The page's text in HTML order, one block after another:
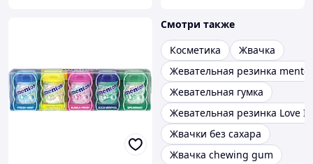
Смотри также
Косметика
Жвачка
Жевательная резинка
Жевательная гумка
Жевательная резинка Love IS
Жвачки без сахара
Жвачка chewing gum